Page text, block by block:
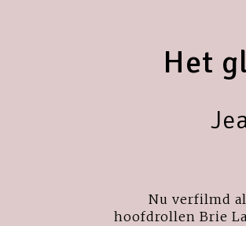
Het
Nu verfilmd
hoofdrollen Brie